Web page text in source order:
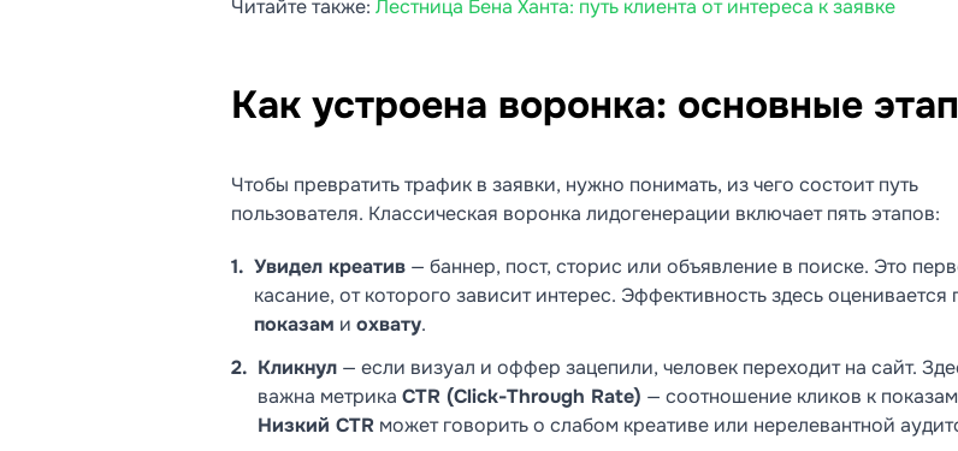
Читайте также: Лестница Бена Ханта: путь клиента от интереса к заявке
Как устроена воронка: основные
Чтобы превратить трафик в заявки, нужно понимать, из чего состоит путь
пользователя. Классическая воронка лидогенерации включает пять этапов:
Увидел креатив — баннер, пост, сторис или объявление в поиске. Это
касание, от которого зависит интерес. Эффективность здесь оценивается
показам и охвату.
Кликнул — если визуал и оффер зацепили, человек переходит на сайт.
важна метрика CTR (Click-Through Rate) — соотношение кликов к
Низкий CTR может говорить о слабом креативе или нерелевантной